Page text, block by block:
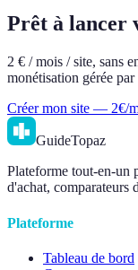
Prêt à lancer
2 € / mois / site, sans
monétisation gérée
Créer mon site — 2€/
GuideTopaz
Plateforme tout-en-un
d'achat, comparateurs
Plateforme
Tableau de bord